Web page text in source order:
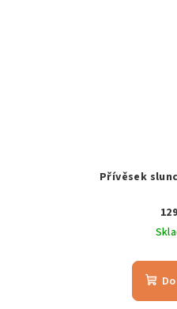
Přívěsek